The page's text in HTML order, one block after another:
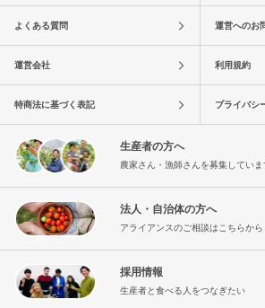
よくある質問 運営へのお
運営会社 利用規約
特商法に基づく表記 プライバシ
生産者の方へ
農家さん・漁師さんを募集していま
法人・自治体の方へ
アライアンスのご相談はこちらから
採用情報
生産者と食べる人をつなぎたい